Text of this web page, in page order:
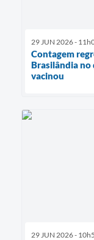
29 JUN 2026 -
Contagem
Brasilândia no
vacinou
29 JUN 2026 -